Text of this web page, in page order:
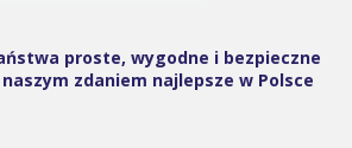
proste, wygodne i bezpieczne
zdaniem najlepsze w Polsce